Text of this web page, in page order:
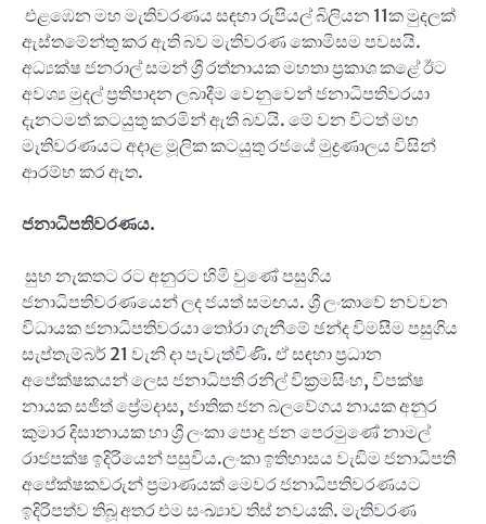
එළඹෙන මහ මැතිවරණය සඳහා රුපියල් බිලියන 11ක මුදලක්
ඇස්තමේන්තු කර ඇති බව මැතිවරණ කොමිසම පවසයි.
අධ්‍යක්ෂ ජනරාල් සමන් ශ්‍රී රත්නායක මහතා ප්‍රකාශ කළේ ඊට
අවශ්‍ය මුදල් ප්‍රතිපාදන ලබාදීම වෙනුවෙන් ජනාධිපතිවරයා
දැනටමත් කටයුතු කරමින් ඇති බවයි. මේ වන විටත් මහ
මැතිවරණයට අදාළ මූලික කටයුතු රජයේ මුද්‍රණාලය විසින්
ආරම්භ කර ඇත.
ජනාධිපතිවරණය.
සුභ නැකතට රට අනුරට හිමි වුණේ පසුගිය
ජනාධිපතිවරණයෙන් ලද ජයත් සමඟය. ශ්‍රී ලංකාවේ නවවන
විධායක ජනාධිපතිවරයා තෝරා ගැනීමේ ඡන්ද විමසීම පසුගිය
සැප්තැම්බර් 21 වැනි දා පැවැත්විණි. ඒ සඳහා ප්‍රධාන
අපේක්ෂකයන් ලෙස ජනාධිපති රනිල් වික්‍රමසිංහ, විපක්ෂ
නායක සජිත් ප්‍රේමදාස, ජාතික ජන බලවේගය නායක අනුර
කුමාර දිසානායක හා ශ්‍රී ලංකා පොදු ජන පෙරමුණේ නාමල්
රාජපක්ෂ ඉදිරියෙන් පසුවිය.ලංකා ඉතිහාසය වැඩිම ජනාධිපති
අපේක්ෂකවරුන් ප්‍රමාණයක් මෙවර ජනාධිපතිවරණයට
ඉදිරිපත්ව තිබූ අතර එම සංඛ්‍යාව තිස් නවයකි. මැතිවරණ